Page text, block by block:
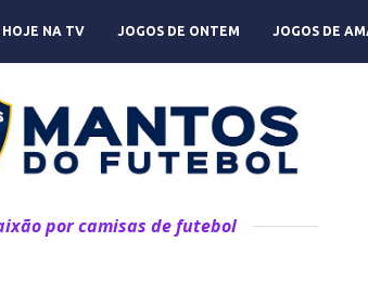
HOJE NA TV JOGOS DE ONTEM JOGOS DE
por camisas de futebol